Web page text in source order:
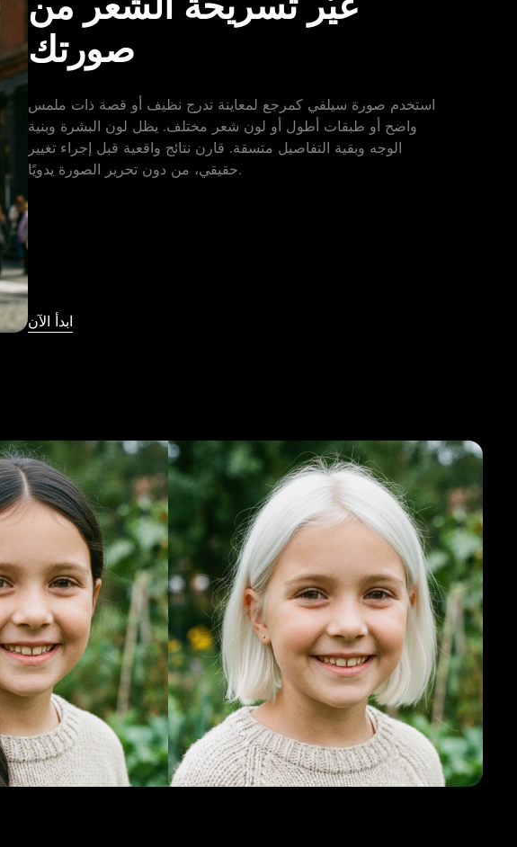
غيّر تسريحة الشعر من
صورتك
استخدم صورة سيلفي كمرجع لمعاينة تدرج نظيف أو قصة ذات ملمس
واضح أو طبقات أطول أو لون شعر مختلف. يظل لون البشرة وبنية
الوجه وبقية التفاصيل متسقة. قارن نتائج واقعية قبل إجراء تغيير
حقيقي، من دون تحرير الصورة يدويًا.
ابدأ الآن